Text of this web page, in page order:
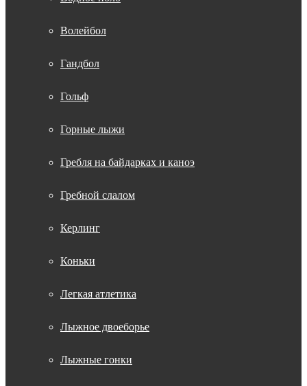
Волейбол
Гандбол
Гольф
Горные лыжи
Гребля на байдарках и каноэ
Гребной слалом
Керлинг
Коньки
Легкая атлетика
Лыжное двоеборье
Лыжные гонки